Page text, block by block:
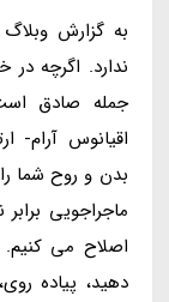
به گزارش
ندارد. اگرچه
جمله صادق
اقیانوس آرام-
بدن و روح شما
ماجراجویی
اصلاح می
دهید، پیاده